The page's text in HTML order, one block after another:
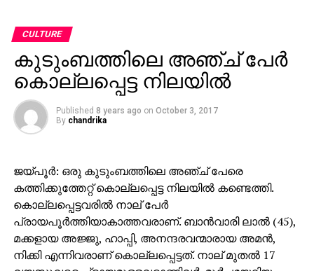
CULTURE
കുടുംബത്തിലെ അഞ്ച് പേര്‍
കൊല്ലപ്പെട്ട നിലയില്‍
Published 8 years ago on October 3, 2017
By chandrika
ജയ്പൂര്‍: ഒരു കുടുംബത്തിലെ അഞ്ച് പേരെ
കത്തിക്കുത്തേറ്റ് കൊല്ലപ്പെട്ട നിലയില്‍ കണ്ടെത്തി.
കൊല്ലപ്പെട്ടവരില്‍ നാല് പേര്‍
പ്രായപൂര്‍ത്തിയാകാത്തവരാണ്. ബാന്‍വാരി ലാല്‍ (45),
മക്കളായ അജ്ജു, ഹാപ്പി, അനന്ദരവന്മാരായ അമന്‍,
നിക്കി എന്നിവരാണ് കൊല്ലപ്പെട്ടത്. നാല് മുതല്‍ 17